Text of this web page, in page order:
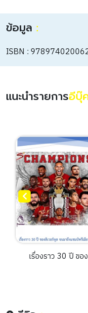
ข้อมูล :
ISBN :
แนะนำรายการอีบุ๊
เรื่องราว 30 ปี ของ